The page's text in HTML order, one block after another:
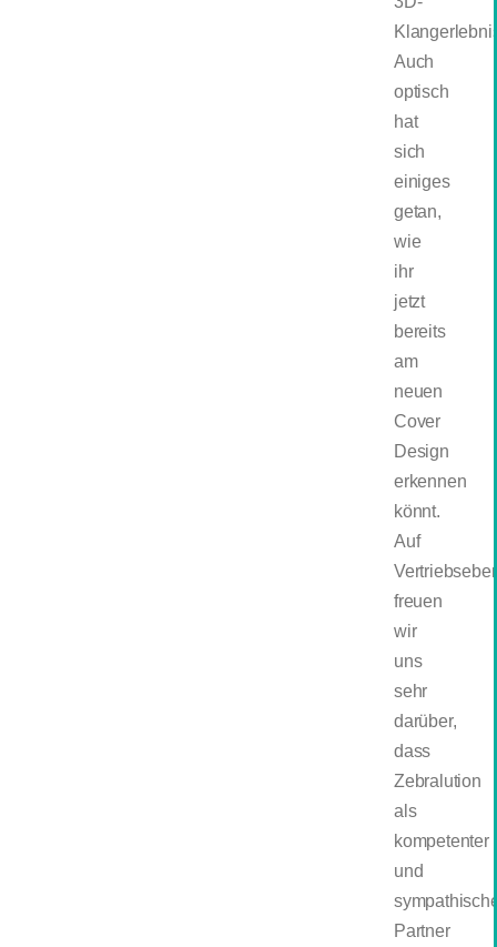
Auch
optisch
hat
sich
einiges
getan,
wie
ihr
jetzt
bereits
am
neuen
Cover
Design
erkennen
könnt.
Auf
freuen
wir
uns
sehr
darüber,
dass
Zebralution
als
kompetenter
und
Partner